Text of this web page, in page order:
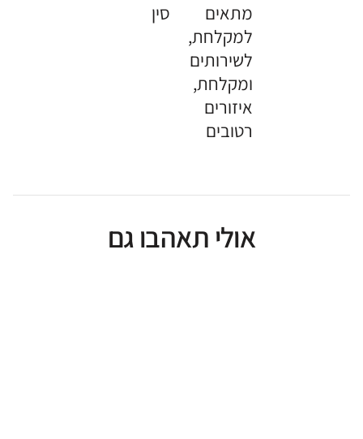
מתאים
למקלחת,
לשירותים
ומקלחת,
איזורים
רטובים
סין
אולי תאהבו גם